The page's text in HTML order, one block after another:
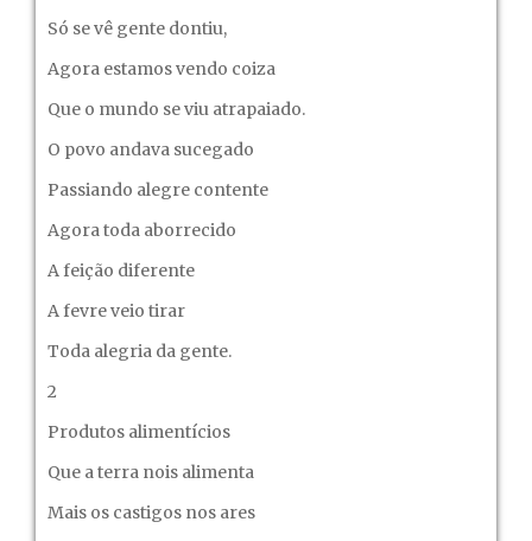
Só se vê gente dontiu,
Agora estamos vendo coiza
Que o mundo se viu atrapaiado.
O povo andava sucegado
Passiando alegre contente
Agora toda aborrecido
A feição diferente
A fevre veio tirar
Toda alegria da gente.
2
Produtos alimentícios
Que a terra nois alimenta
Mais os castigos nos ares